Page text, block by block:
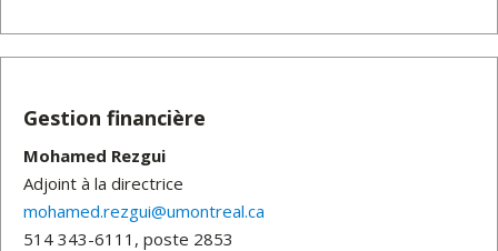
Gestion financière
Mohamed Rezgui
Adjoint à la directrice
mohamed.rezgui@umontreal.ca
514 343-6111, poste 2853